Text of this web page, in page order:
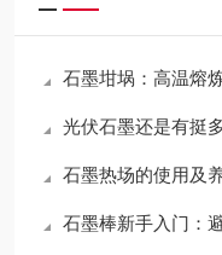
石墨坩埚：高温熔
光伏石墨还是有挺
石墨热场的使用及
石墨棒新手入门：